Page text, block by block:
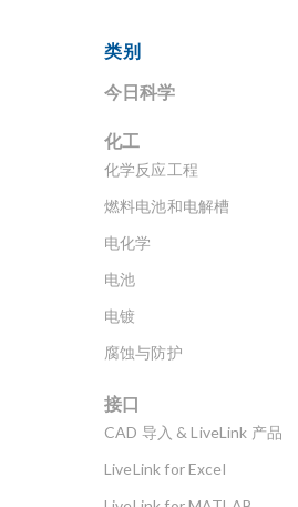
类别
今日科学
化工
化学反应工程
燃料电池和电解槽
电化学
电池
电镀
腐蚀与防护
接口
CAD 导入 & LiveLink 产品
LiveLink for Excel